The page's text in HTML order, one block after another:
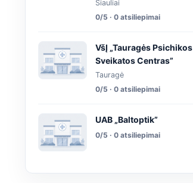
Šiauliai
0/5 · 0 atsiliepimai
VšĮ „Tauragės Psichikos
Sveikatos Centras”
Tauragė
0/5 · 0 atsiliepimai
UAB „Baltoptik”
0/5 · 0 atsiliepimai